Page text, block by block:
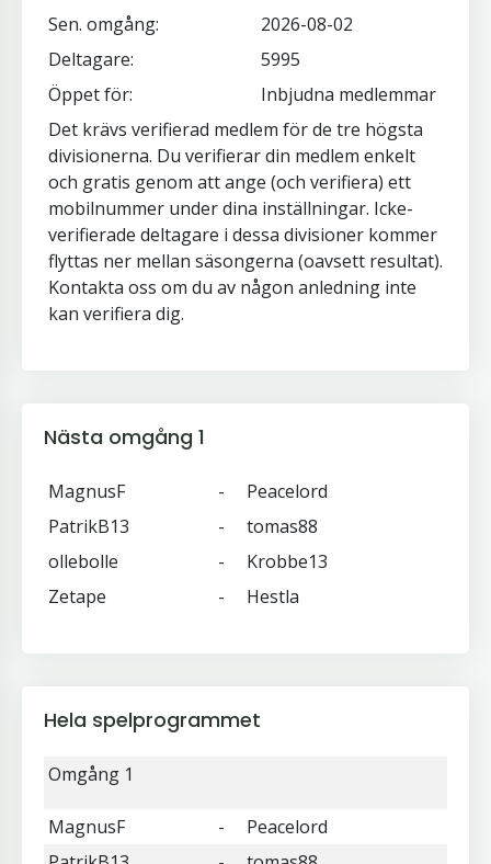
Sen. omgång:
2026-08-02
Deltagare:
5995
Öppet för:
Inbjudna medlemmar
Det krävs verifierad medlem för de tre högsta
divisionerna. Du verifierar din medlem enkelt
och gratis genom att ange (och verifiera) ett
mobilnummer under dina inställningar. Icke-
verifierade deltagare i dessa divisioner kommer
flyttas ner mellan säsongerna (oavsett resultat).
Kontakta oss om du av någon anledning inte
kan verifiera dig.
Nästa omgång 1
MagnusF -
Peacelord
PatrikB13
-
tomas88
ollebolle
-
Krobbe13
Zetape
- Hestla
Hela spelprogrammet
Omgång 1
MagnusF -
Peacelord